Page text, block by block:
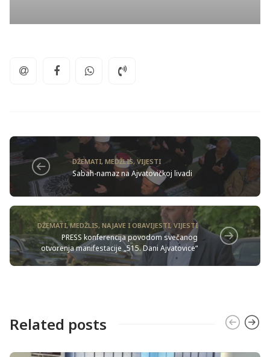
DŽEMATI, MEDŽLIS, VIJESTI
Sabah-namaz na Ajvatovičkoj livadi
DŽEMATI,MEDŽLIS, NAJAVE I OBAVIJESTI,VIJESTI
PRESS konferencija povodom svečanog
otvorenja manifestacije „515. Dani Ajvatovice“
Related posts